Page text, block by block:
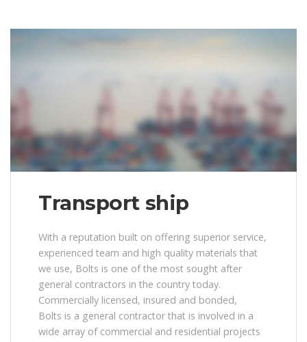
Transport ship
With a reputation built on offering superior service,
experienced team and high quality materials that
we use, Bolts is one of the most sought after
general contractors in the country today.
Commercially licensed, insured and bonded,
Bolts is a general contractor that is involved in a
wide array of commercial and residential projects